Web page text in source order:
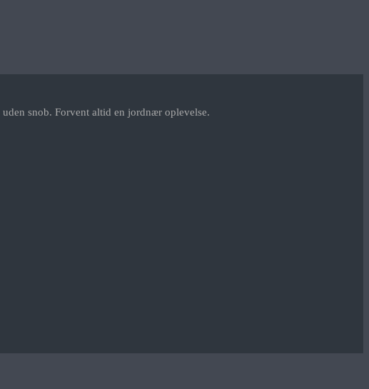
snob. Forvent altid en jordnær oplevelse.